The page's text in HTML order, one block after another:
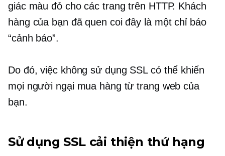
giác màu đỏ cho các trang trên HTTP. Khách
hàng của bạn đã quen coi đây là một chỉ báo
“cảnh báo”.
Do đó, việc không sử dụng SSL có thể khiến
mọi người ngại mua hàng từ trang web của
bạn.
Sử dụng SSL cải thiện thứ hạng